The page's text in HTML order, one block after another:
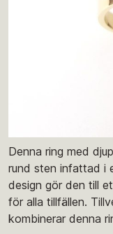
Denna ring med
rund sten infattad i
design gör den till
för alla tillfällen.
kombinerar denna